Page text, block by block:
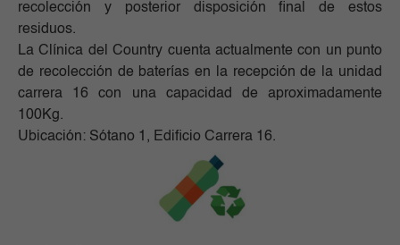
recolección y posterior disposición final de estos
residuos.
La Clínica del Country cuenta actualmente con un punto
de recolección de baterías en la recepción de la unidad
carrera 16 con una capacidad de aproximadamente
100Kg.
Ubicación: Sótano 1, Edificio Carrera 16.